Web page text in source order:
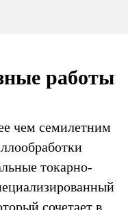
работы
чем семилетним
токарно-
сочетает в